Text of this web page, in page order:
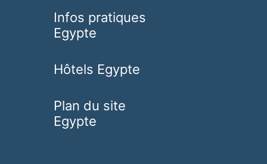
Infos pratiques
Egypte
Hôtels Egypte
Plan du site
Egypte